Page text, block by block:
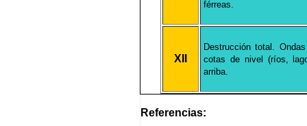
férreas.
XII
Destrucción total.
cotas de nivel (ríos,
arriba.
Referencias: